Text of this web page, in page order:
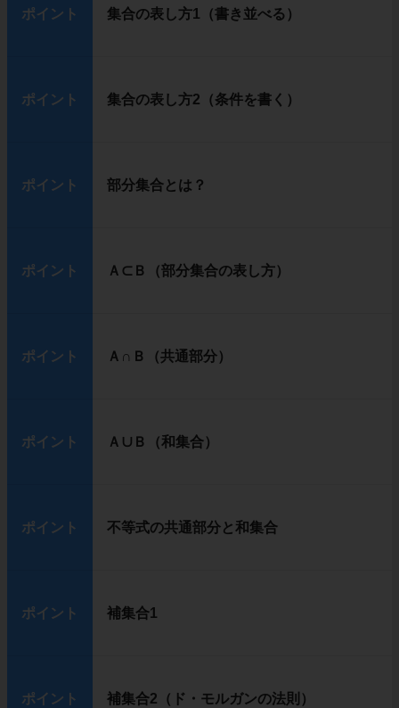
ポイント 集合の表し方1（書き並べる）
ポイント 集合の表し方2（条件を書く）
ポイント 部分集合とは？
ポイント Ａ⊂Ｂ（部分集合の表し方）
ポイント Ａ∩Ｂ（共通部分）
ポイント Ａ∪Ｂ（和集合）
ポイント 不等式の共通部分と和集合
ポイント 補集合1
ポイント 補集合2（ド・モルガンの法則）